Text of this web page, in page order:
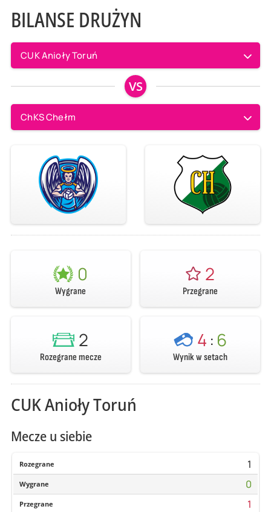
BILANSE DRUŻYN
CUK Anioły Toruń
VS
ChKS Chełm
0
Wygrane
2
Przegrane
2
Rozegrane mecze
4 : 6
Wynik w setach
CUK Anioły Toruń
Mecze u siebie
Rozegrane 1
Wygrane 0
Przegrane 1